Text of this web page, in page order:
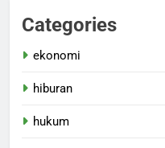
Categories
ekonomi
hiburan
hukum